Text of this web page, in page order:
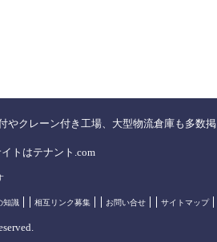
やクレーン付き工場、大型物流倉庫も多数掲
トはテナント.com
知識 相互リンク募集 お問い合せ サイトマップ